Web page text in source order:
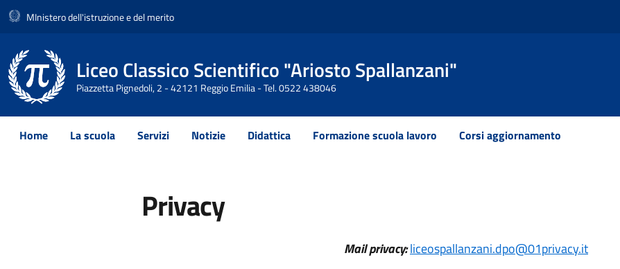
MInistero dell'istruzione e del merito
Liceo Classico Scientifico "Ariosto Spallanzani"
Piazzetta Pignedoli, 2 - 42121 Reggio Emilia - Tel. 0522 438046
Home La scuola Servizi Notizie Didattica Formazione scuola lavoro Corsi aggiornamento
Privacy
Mail privacy:liceospallanzani.dpo@01privacy.it